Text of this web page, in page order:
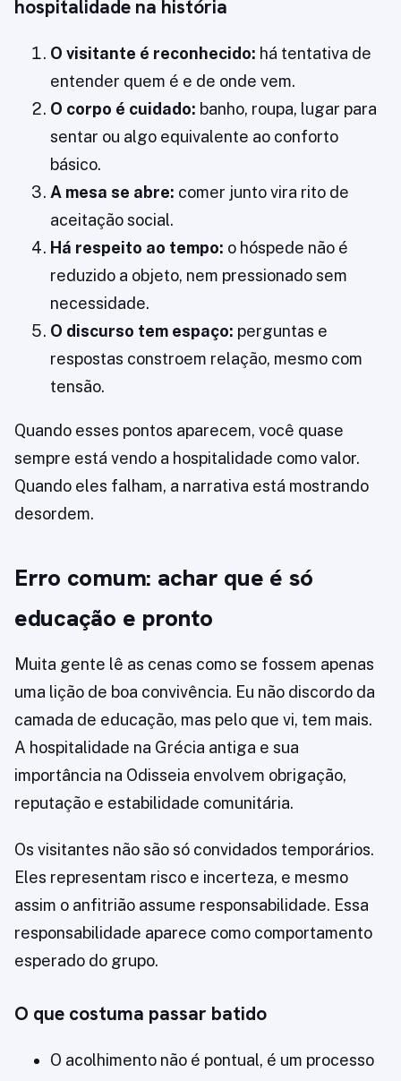
hospitalidade na história
O visitante é reconhecido: há tentativa de
entender quem é e de onde vem.
O corpo é cuidado: banho, roupa, lugar para
sentar ou algo equivalente ao conforto
básico.
A mesa se abre: comer junto vira rito de
aceitação social.
Há respeito ao tempo: o hóspede não é
reduzido a objeto, nem pressionado sem
necessidade.
O discurso tem espaço: perguntas e
respostas constroem relação, mesmo com
tensão.
Quando esses pontos aparecem, você quase
sempre está vendo a hospitalidade como valor.
Quando eles falham, a narrativa está mostrando
desordem.
Erro comum: achar que é só
educação e pronto
Muita gente lê as cenas como se fossem apenas
uma lição de boa convivência. Eu não discordo da
camada de educação, mas pelo que vi, tem mais.
A hospitalidade na Grécia antiga e sua
importância na Odisseia envolvem obrigação,
reputação e estabilidade comunitária.
Os visitantes não são só convidados temporários.
Eles representam risco e incerteza, e mesmo
assim o anfitrião assume responsabilidade. Essa
responsabilidade aparece como comportamento
esperado do grupo.
O que costuma passar batido
O acolhimento não é pontual, é um processo